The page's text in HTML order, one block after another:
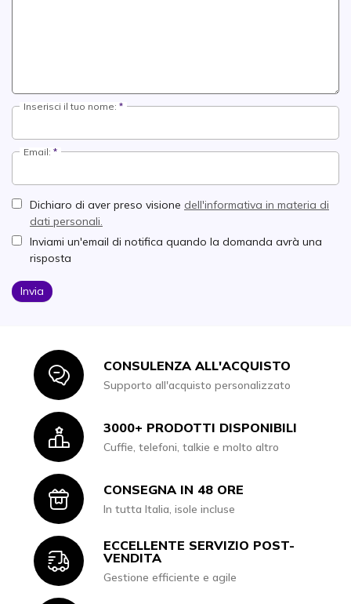
Inserisci il tuo nome:
Email:
Dichiaro di aver preso visione dell'informativa in materia di
dati personali.
Inviami un'email di notifica quando la domanda avrà una
risposta
Invia
IconCONSULENZA ALL'ACQUISTO
Supporto all'acquisto personalizzato
Icon3000+ PRODOTTI DISPONIBILI
Cuffie, telefoni, talkie e molto altro
IconCONSEGNA IN 48 ORE
In tutta Italia, isole incluse
Icon
ECCELLENTE SERVIZIO POST-
VENDITA
Gestione efficiente e agile